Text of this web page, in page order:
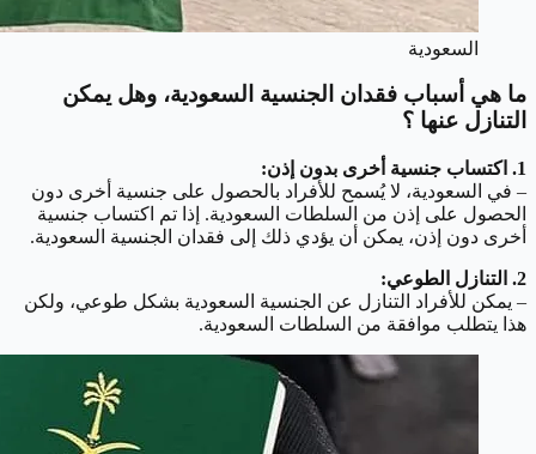
السعودية
ما هي أسباب فقدان الجنسية السعودية، وهل يمكن
التنازل عنها ؟
1. اكتساب جنسية أخرى بدون إذن:
– في السعودية، لا يُسمح للأفراد بالحصول على جنسية أخرى دون
الحصول على إذن من السلطات السعودية. إذا تم اكتساب جنسية
أخرى دون إذن، يمكن أن يؤدي ذلك إلى فقدان الجنسية السعودية.
2. التنازل الطوعي:
– يمكن للأفراد التنازل عن الجنسية السعودية بشكل طوعي، ولكن
هذا يتطلب موافقة من السلطات السعودية.